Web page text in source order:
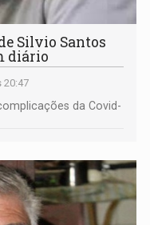
Silvio Santos
diário
20:47
da Covid-